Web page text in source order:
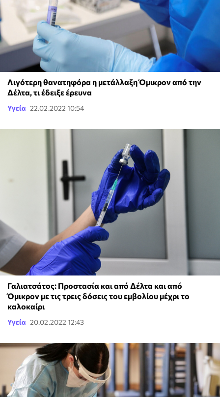
Λιγότερη θανατηφόρα η μετάλλαξη Όμικρον από την
Δέλτα, τι έδειξε έρευνα
Υγεία 22.02.2022 10:54
Γαλιατσάτος: Προστασία και από Δέλτα και από
Όμικρον με τις τρεις δόσεις του εμβολίου μέχρι το
καλοκαίρι
Υγεία 20.02.2022 12:43